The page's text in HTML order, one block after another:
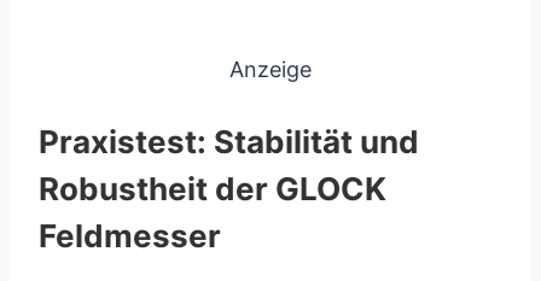
Anzeige
Praxistest: Stabilität und
Robustheit der GLOCK
Feldmesser